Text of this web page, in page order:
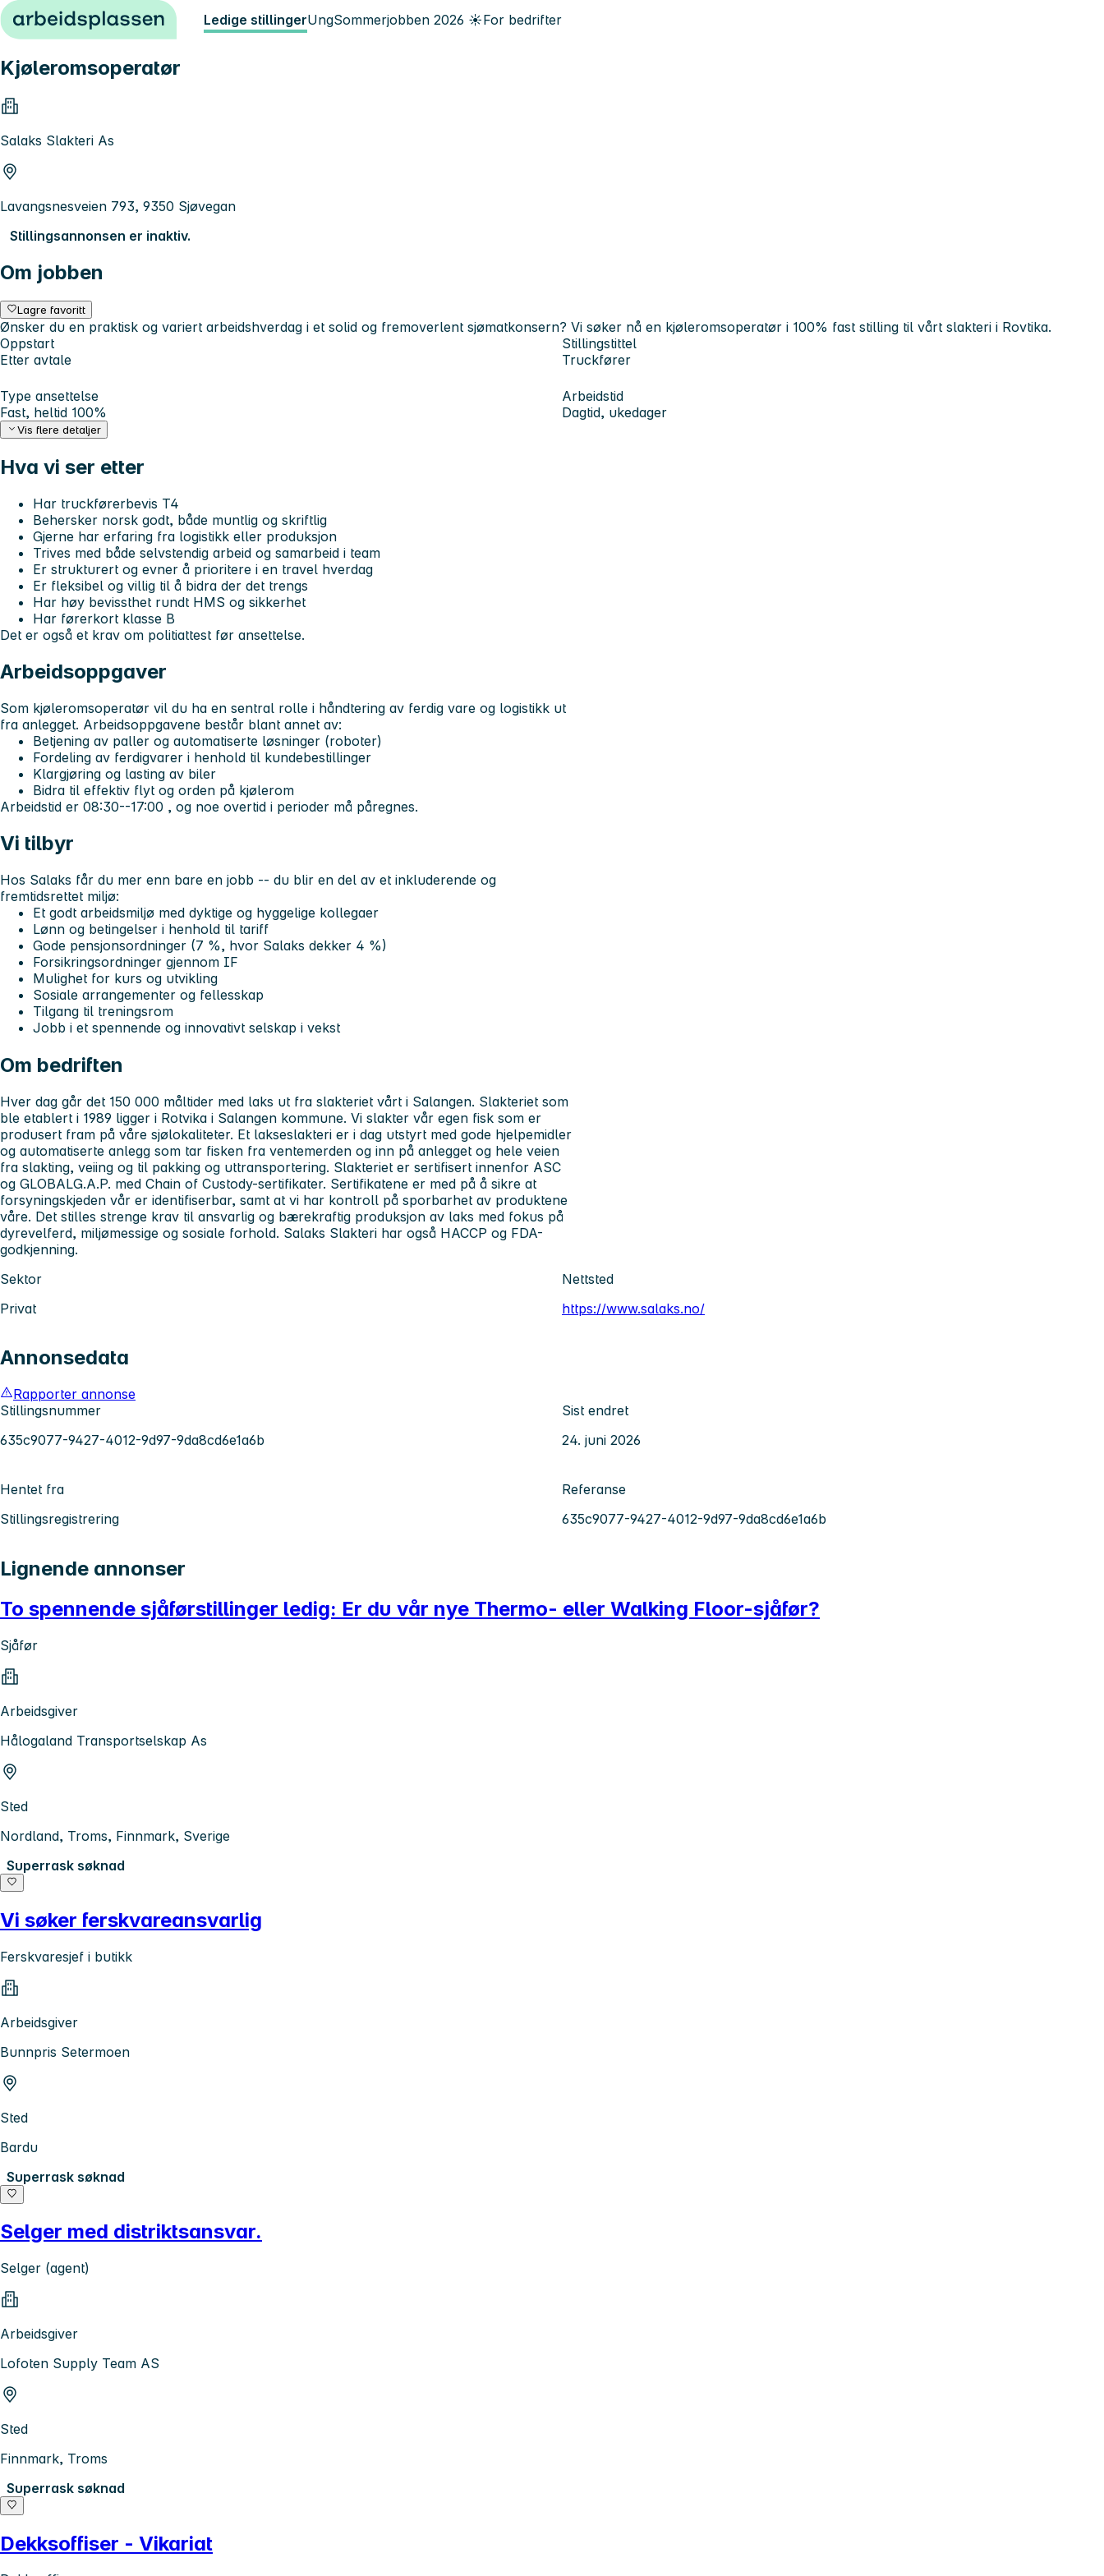
Hopp til innhold Ledige stillingerUngSommerjobben 2026 ☀️For bedrifter
Kjøleromsoperatør
Salaks Slakteri As
Lavangsnesveien 793, 9350 Sjøvegan
Stillingsannonsen er inaktiv.
Om jobben
Lagre favoritt
Ønsker du en praktisk og variert arbeidshverdag i et solid og fremoverlent sjømatkonsern? Vi søker nå en kjøleromsoperatør i 100% fast stilling til vårt slakteri i Rovtika.
Oppstart
Etter avtale
Stillingstittel
Truckfører
Type ansettelse
Fast, heltid 100%
Arbeidstid
Dagtid, ukedager
Vis flere detaljer
Hva vi ser etter
Har truckførerbevis T4
Behersker norsk godt, både muntlig og skriftlig
Gjerne har erfaring fra logistikk eller produksjon
Trives med både selvstendig arbeid og samarbeid i team
Er strukturert og evner å prioritere i en travel hverdag
Er fleksibel og villig til å bidra der det trengs
Har høy bevissthet rundt HMS og sikkerhet
Har førerkort klasse B
Det er også et krav om politiattest før ansettelse.
Arbeidsoppgaver
Som kjøleromsoperatør vil du ha en sentral rolle i håndtering av ferdig vare og logistikk ut
fra anlegget. Arbeidsoppgavene består blant annet av:
Betjening av paller og automatiserte løsninger (roboter)
Fordeling av ferdigvarer i henhold til kundebestillinger
Klargjøring og lasting av biler
Bidra til effektiv flyt og orden på kjølerom
Arbeidstid er 08:30--17:00 , og noe overtid i perioder må påregnes.
Vi tilbyr
Hos Salaks får du mer enn bare en jobb -- du blir en del av et inkluderende og
fremtidsrettet miljø:
Et godt arbeidsmiljø med dyktige og hyggelige kollegaer
Lønn og betingelser i henhold til tariff
Gode pensjonsordninger (7 %, hvor Salaks dekker 4 %)
Forsikringsordninger gjennom IF
Mulighet for kurs og utvikling
Sosiale arrangementer og fellesskap
Tilgang til treningsrom
Jobb i et spennende og innovativt selskap i vekst
Om bedriften
Hver dag går det 150 000 måltider med laks ut fra slakteriet vårt i Salangen. Slakteriet som
ble etablert i 1989 ligger i Rotvika i Salangen kommune. Vi slakter vår egen fisk som er
produsert fram på våre sjølokaliteter. Et lakseslakteri er i dag utstyrt med gode hjelpemidler
og automatiserte anlegg som tar fisken fra ventemerden og inn på anlegget og hele veien
fra slakting, veiing og til pakking og uttransportering. Slakteriet er sertifisert innenfor ASC
og GLOBALG.A.P. med Chain of Custody-sertifikater. Sertifikatene er med på å sikre at
forsyningskjeden vår er identifiserbar, samt at vi har kontroll på sporbarhet av produktene
våre. Det stilles strenge krav til ansvarlig og bærekraftig produksjon av laks med fokus på
dyrevelferd, miljømessige og sosiale forhold. Salaks Slakteri har også HACCP og FDA-
godkjenning.
Sektor
Privat
Nettsted
https://www.salaks.no/
Annonsedata
Rapporter annonse
Stillingsnummer
635c9077-9427-4012-9d97-9da8cd6e1a6b
Sist endret
24. juni 2026
Hentet fra
Stillingsregistrering
Referanse
635c9077-9427-4012-9d97-9da8cd6e1a6b
Lignende annonser
To spennende sjåførstillinger ledig: Er du vår nye Thermo- eller Walking Floor-sjåfør?
Sjåfør
Arbeidsgiver
Hålogaland Transportselskap As
Sted
Nordland, Troms, Finnmark, Sverige
Superrask søknad
Vi søker ferskvareansvarlig
Ferskvaresjef i butikk
Arbeidsgiver
Bunnpris Setermoen
Sted
Bardu
Superrask søknad
Selger med distriktsansvar.
Selger (agent)
Arbeidsgiver
Lofoten Supply Team AS
Sted
Finnmark, Troms
Superrask søknad
Dekksoffiser - Vikariat